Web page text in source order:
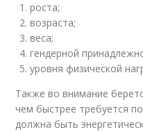
роста;
возраста;
веса;
гендерной
уровня физической
Также во внимание
чем быстрее требуется
должна быть